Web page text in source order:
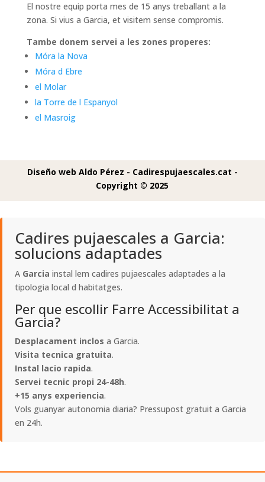
El nostre equip porta mes de 15 anys treballant a la
zona. Si vius a Garcia, et visitem sense compromis.
Tambe donem servei a les zones properes:
Móra la Nova
Móra d Ebre
el Molar
la Torre de l Espanyol
el Masroig
Diseño web Aldo Pérez - Cadirespujaescales.cat -
Copyright © 2025
Cadires pujaescales a Garcia:
solucions adaptades
A Garcia instal lem cadires pujaescales adaptades a la
tipologia local d habitatges.
Per que escollir Farre Accessibilitat a
Garcia?
Desplacament inclos a Garcia.
Visita tecnica gratuita.
Instal lacio rapida.
Servei tecnic propi 24-48h.
+15 anys experiencia.
Vols guanyar autonomia diaria? Pressupost gratuit a Garcia
en 24h.